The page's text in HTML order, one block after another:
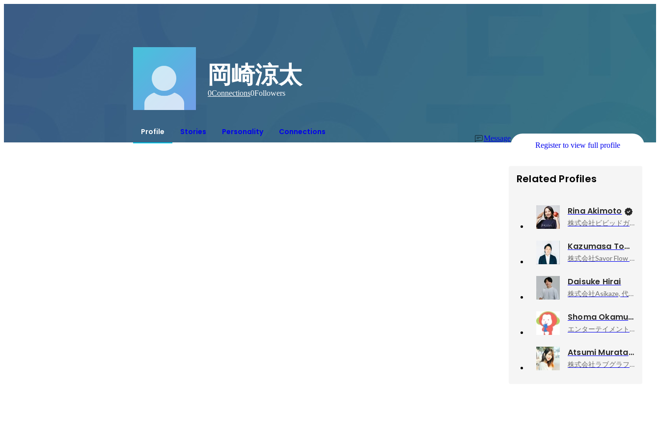
岡崎涼太
0Connections0Followers
Profile Stories Personality Connections
Message
Register to view full profile
Related Profiles
Rina Akimoto
株式会社ビビッドガーデン, 代表取締役社長
Kazumasa Toyoda
株式会社Savor Flow / Savor Flow Inc., 代表取締役CEO
Daisuke Hirai
株式会社Asikaze, 代表取締役
Shoma Okamura
エンターテイメント株式会社, CEO
Atsumi Murata
株式会社ラブグラフ, Co-founder & CCO